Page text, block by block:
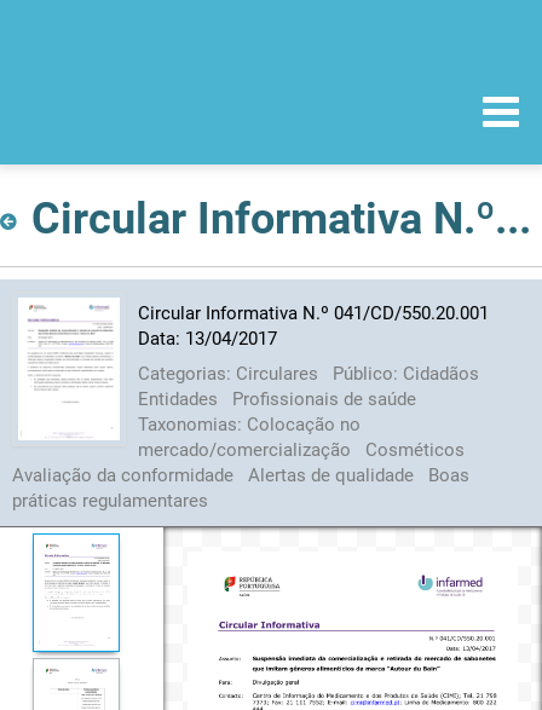
Circular Informativa N.º 041/CD/550.20.001 Data: 13/04/2017
Circular Informativa N.º 041/CD/550.20.001
Data: 13/04/2017
Categorias: Circulares Público: Cidadãos
Entidades
Profissionais de saúde
Taxonomias: Colocação no
mercado/comercialização
Cosméticos
Avaliação da conformidade
Alertas de qualidade
Boas
práticas regulamentares